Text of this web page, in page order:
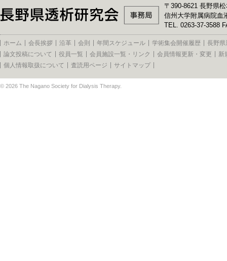
〒390-8621 長野県
信州大学附属病院血
TEL. 0263-37-3588
ホーム 会長挨拶 沿革 会則 年間スケジュール 学術集会開催履歴
長野県
論文投稿について
役員一覧 会員施設一覧・リンク 会員情報更新・変更
新
個人情報取扱について
査読用ページ サイトマップ
© 2026 The Nagano Society for Dialysis Therapy.